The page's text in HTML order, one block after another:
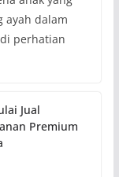
ayah dalam
perhatian
Jual
Premium